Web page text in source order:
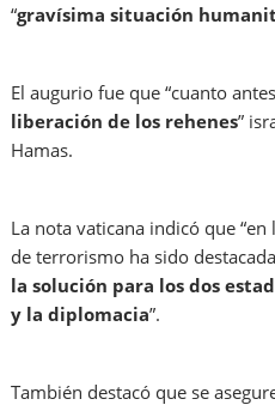
“gravísima situación
El augurio fue que “cuanto
liberación de los rehenes”
Hamas.
La nota vaticana indicó que
de terrorismo ha sido
la solución para los dos
y la diplomacia”.
También destacó que se